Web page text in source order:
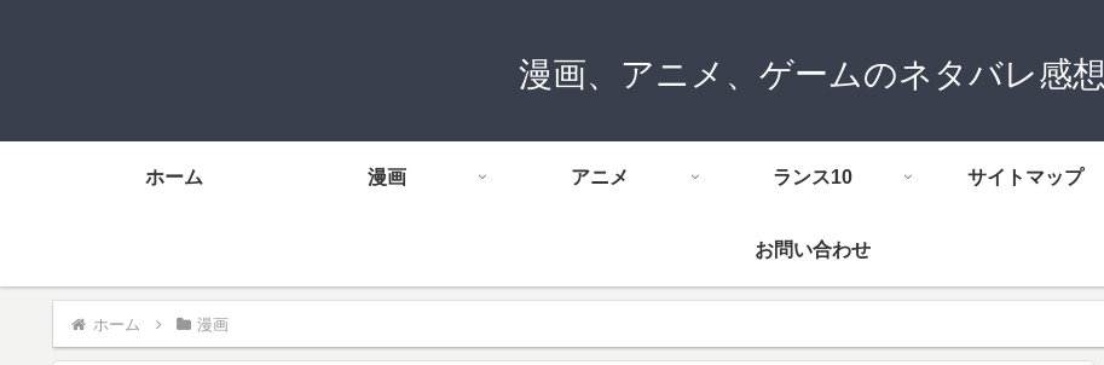
漫画、アニメ、ゲームのネタバレ感想
ホーム 漫画 アニメ ランス10 サイトマップ
お問い合わせ
ホーム 漫画